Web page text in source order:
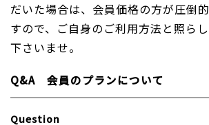
だいた場合は、会員価格の方が圧倒
すので、ご自身のご利用方法と照ら
下さいませ。
Q&A 会員のプランについて
Question